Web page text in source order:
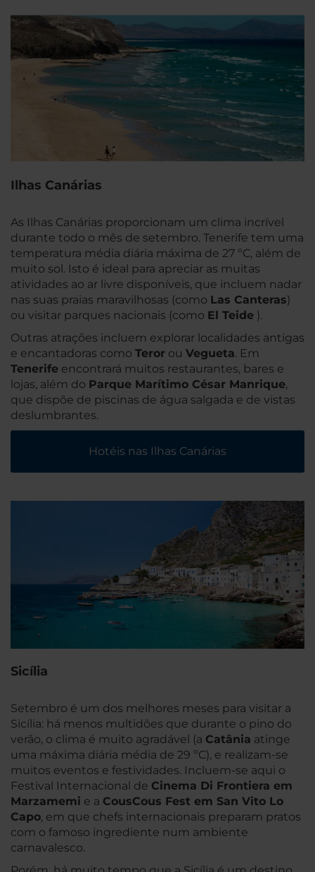
Ilhas Canárias
As Ilhas Canárias proporcionam um clima incrível
durante todo o mês de setembro. Tenerife tem uma
temperatura média diária máxima de 27 ºC, além de
muito sol. Isto é ideal para apreciar as muitas
atividades ao ar livre disponíveis, que incluem nadar
nas suas praias maravilhosas (como Las Canteras)
ou visitar parques nacionais (como El Teide ).
Outras atrações incluem explorar localidades antigas
e encantadoras como Teror ou Vegueta. Em
Tenerife encontrará muitos restaurantes, bares e
lojas, além do Parque Marítimo César Manrique,
que dispõe de piscinas de água salgada e de vistas
deslumbrantes.
Hotéis nas Ilhas Canárias
Sicília
Setembro é um dos melhores meses para visitar a
Sicília: há menos multidões que durante o pino do
verão, o clima é muito agradável (a Catânia atinge
uma máxima diária média de 29 ºC), e realizam-se
muitos eventos e festividades. Incluem-se aqui o
Festival Internacional de Cinema Di Frontiera em
Marzamemi e a CousCous Fest em San Vito Lo
Capo, em que chefs internacionais preparam pratos
com o famoso ingrediente num ambiente
carnavalesco.